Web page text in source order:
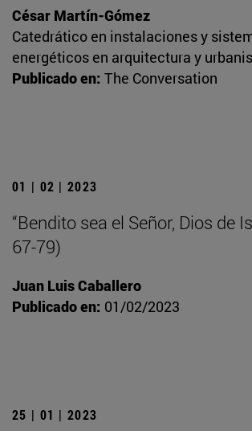
César Martín-Gómez
Catedrático en instalaciones y
energéticos en arquitectura y
Publicado en: The Conversation
01 | 02 | 2023
“Bendito sea el Señor, Dios de
67-79)
Juan Luis Caballero
Publicado en: 01/02/2023
25 | 01 | 2023